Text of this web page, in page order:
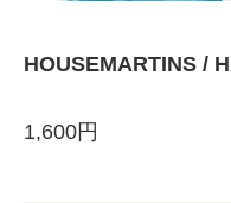
HOUSEMARTINS /
1,600円